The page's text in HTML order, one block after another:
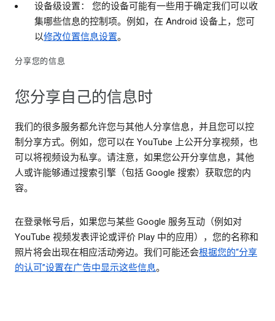
设备级设置： 您的设备可能有一些用于确定我们可以收
集哪些信息的控制项。例如，在 Android 设备上，您可
以修改位置信息设置。
分享您的信息
您分享自己的信息时
我们的很多服务都允许您与其他人分享信息，并且您可以控
制分享方式。例如，您可以在 YouTube 上公开分享视频，也
可以将视频设为私享。请注意，如果您公开分享信息，其他
人或许能够通过搜索引擎（包括 Google 搜索）获取您的内
容。
在登录帐号后，如果您与某些 Google 服务互动（例如对
YouTube 视频发表评论或评价 Play 中的应用），您的名称和
照片将会出现在相应活动旁边。我们可能还会根据您的“分享
的认可”设置在广告中显示这些信息。